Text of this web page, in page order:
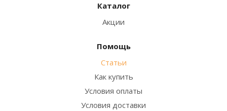
Каталог
Акции
Помощь
Статьи
Как купить
Условия оплаты
Условия доставки